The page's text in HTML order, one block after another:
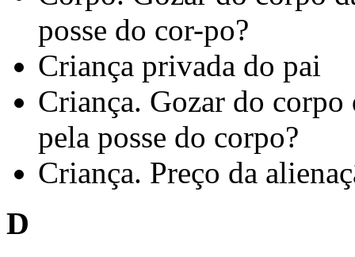
posse do cor-po?
Criança privada do pai
Criança. Gozar do corpo
pela posse do corpo?
Criança. Preço da
D